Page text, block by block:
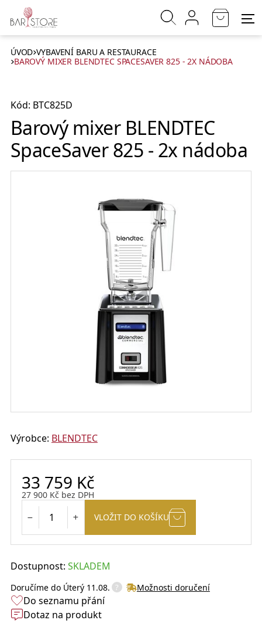
ÚVOD VYBAVENÍ BARU A RESTAURACE
BAROVÝ MIXER BLENDTEC SPACESAVER 825 - 2X NÁDOBA
Kód: BTC825D
Barový mixer BLENDTEC
SpaceSaver 825 - 2x nádoba
Výrobce: BLENDTEC
33 759 Kč
27 900 Kčbez DPH
VLOŽIT DO KOŠÍKU
Dostupnost: SKLADEM
Doručíme do Úterý 11.08. ? Možnosti doručení
Do seznamu přání
Dotaz na produkt